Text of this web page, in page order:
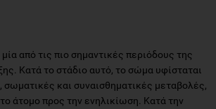
από τις πιο σημαντικές περιόδους της
Κατά το στάδιο αυτό, το σώμα υφίσταται
σωματικές και συναισθηματικές μεταβολές,
άτομο προς την ενηλικίωση. Κατά την